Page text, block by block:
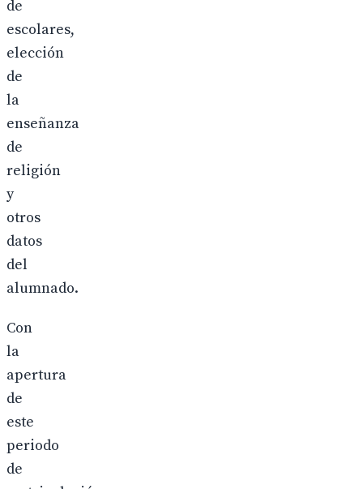
de
escolares,
elección
de
la
enseñanza
de
religión
y
otros
datos
del
alumnado.
Con
la
apertura
de
este
periodo
de